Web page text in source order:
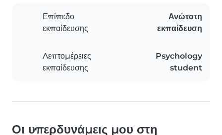
Επίπεδο
εκπαίδευσης
Ανώτατη
εκπαίδευση
Λεπτομέρειες
εκπαίδευσης
Psychology
student
Οι υπερδυνάμεις μου στη